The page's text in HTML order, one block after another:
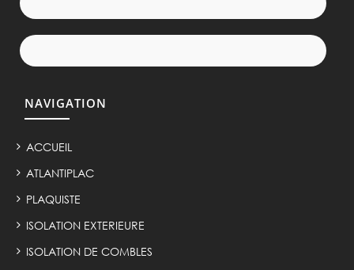
NAVIGATION
ACCUEIL
ATLANTIPLAC
PLAQUISTE
ISOLATION EXTERIEURE
ISOLATION DE COMBLES